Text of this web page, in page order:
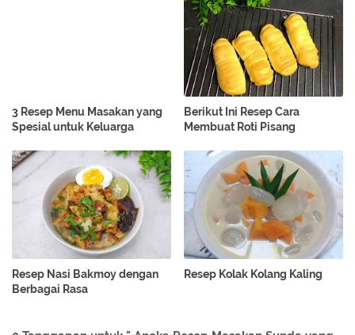
3 Resep Menu Masakan yang
Spesial untuk Keluarga
Berikut Ini Resep Cara
Membuat Roti Pisang
Resep Nasi Bakmoy dengan
Berbagai Rasa
Resep Kolak Kolang Kaling